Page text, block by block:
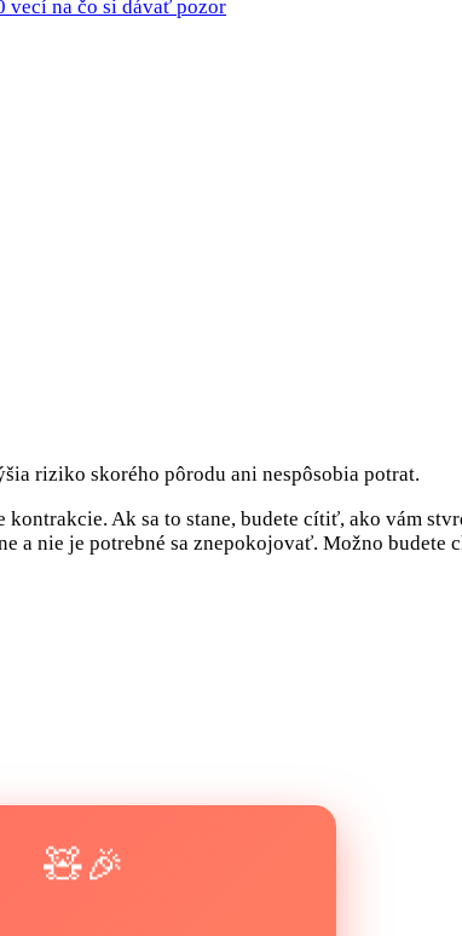
vecí na čo si dávať pozor
riziko skorého pôrodu ani nespôsobia potrat.
Ak sa to stane, budete cítiť, ako vám
a nie je potrebné sa znepokojovať. Možno
🧸🎉